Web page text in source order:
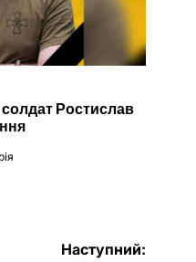
Ростислав
Наступний: